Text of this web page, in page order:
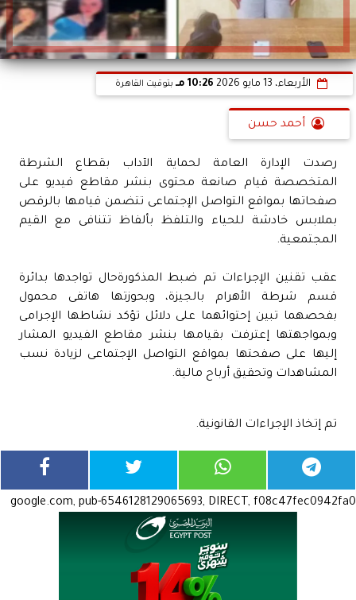
الأربعاء، 13 مايو 2026 10:26 مـ بتوقيت القاهرة
أحمد حسن
رصدت الإدارة العامة لحماية الآداب بقطاع الشرطة
المتخصصة قيام صانعة محتوى بنشر مقاطع فيديو على
صفحاتها بمواقع التواصل الإجتماعى تتضمن قيامها بالرقص
بملابس خادشة للحياء والتلفظ بألفاظ تتنافى مع القيم
المجتمعية.
عقب تقنين الإجراءات تم ضبط المذكورةحال تواجدها بدائرة
قسم شرطة الأهرام بالجيزة، وبحوزتها هاتفى محمول
بفحصهما تبين إحتوائهما على دلائل تؤكد نشاطها الإجرامى
وبمواجهتها إعترفت بقيامها بنشر مقاطع الفيديو المشار
إليها على صفحتها بمواقع التواصل الإجتماعى لزيادة نسب
المشاهدات وتحقيق أرباح مالية.
تم إتخاذ الإجراءات القانونية.
google.com, pub-6546128129065693, DIRECT, f08c47fec0942fa0